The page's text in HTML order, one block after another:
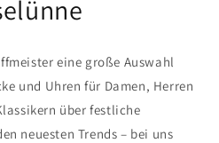
eine große Auswahl
und Uhren für Damen, Herren
über festliche
neuesten Trends – bei uns